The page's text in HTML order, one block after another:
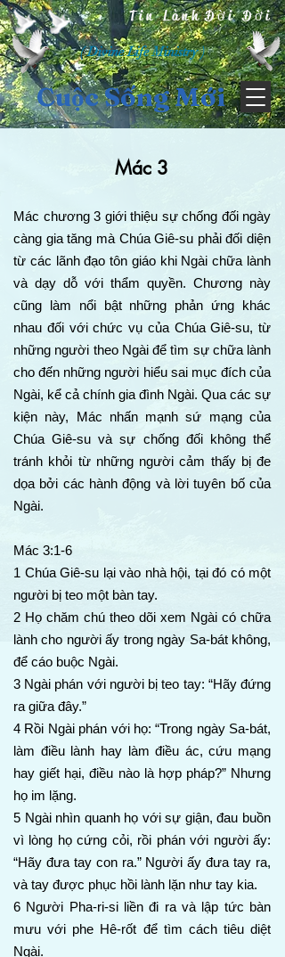
Tin Lành Đời Đời
( Divine Life Ministry )
Cuộc Sống Mới
Mác 3
Mác chương 3 giới thiệu sự chống đối ngày
càng gia tăng mà Chúa Giê-su phải đối diện
từ các lãnh đạo tôn giáo khi Ngài chữa lành
và dạy dỗ với thẩm quyền. Chương này
cũng làm nổi bật những phản ứng khác
nhau đối với chức vụ của Chúa Giê-su, từ
những người theo Ngài để tìm sự chữa lành
cho đến những người hiểu sai mục đích của
Ngài, kể cả chính gia đình Ngài. Qua các sự
kiện này, Mác nhấn mạnh sứ mạng của
Chúa Giê-su và sự chống đối không thể
tránh khỏi từ những người cảm thấy bị đe
dọa bởi các hành động và lời tuyên bố của
Ngài.
Mác 3:1-6
1 Chúa Giê-su lại vào nhà hội, tại đó có một
người bị teo một bàn tay.
2 Họ chăm chú theo dõi xem Ngài có chữa
lành cho người ấy trong ngày Sa-bát không,
để cáo buộc Ngài.
3 Ngài phán với người bị teo tay: “Hãy đứng
ra giữa đây.”
4 Rồi Ngài phán với họ: “Trong ngày Sa-bát,
làm điều lành hay làm điều ác, cứu mạng
hay giết hại, điều nào là hợp pháp?” Nhưng
họ im lặng.
5 Ngài nhìn quanh họ với sự giận, đau buồn
vì lòng họ cứng cỏi, rồi phán với người ấy:
“Hãy đưa tay con ra.” Người ấy đưa tay ra,
và tay được phục hồi lành lặn như tay kia.
6 Người Pha-ri-si liền đi ra và lập tức bàn
mưu với phe Hê-rốt để tìm cách tiêu diệt
Ngài.